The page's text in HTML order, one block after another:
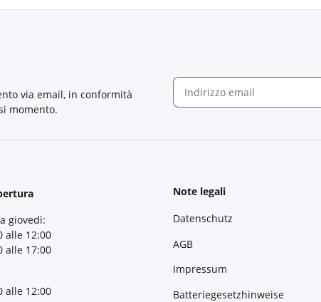
via email, in conformità
momento.
giovedì:
alle 12:00
alle 17:00
alle 12:00
Note legali
Datenschutz
AGB
Impressum
Batteriegesetzhinweise